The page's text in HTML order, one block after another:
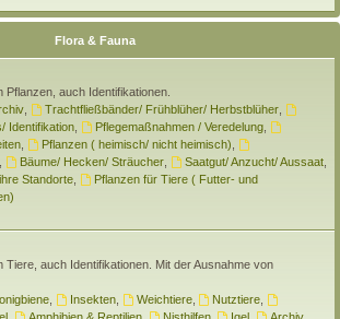
Flora & Fauna
Pflanzen, auch Identifikationen.
, Trachtfließbänder/ Frühblüher/ Herbstblüher,
Identifikation
Pflegemaßnahmen / Veredelung,
Pflanzen ( heimisch/ nicht heimisch)
Bäume/ Hecken/ Sträucher, Saatgut/ Anzucht/ Aussaat,
Standorte,
Pflanzen für Tiere ( Futter- und
Tiere, auch Identifikationen. Mit der Ausnahme von
, Insekten, Weichtiere, Nutztiere